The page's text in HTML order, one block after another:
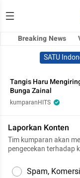
Breaking News
SATU
Tangis Haru
Bunga Zainal
kumparanHITS
Laporkan Konten
Tim kumparan akan
pengecekan terhadap
Spam,